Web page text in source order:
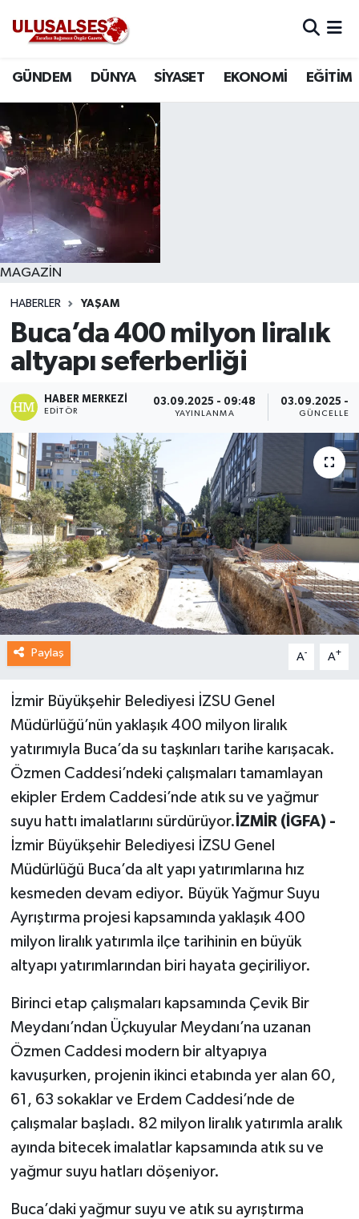
GÜNDEM DÜNYA SİYASET EKONOMİ EĞİTİM
MAGAZİN
HABERLER YAŞAM
Buca’da 400 milyon liralık
altyapı seferberliği
HABER MERKEZI
EDITÖR
03.09.2025 - 09:48
YAYINLANMA
03.09.2025 -
Paylaş A- A+
İzmir Büyükşehir Belediyesi İZSU Genel
Müdürlüğü’nün yaklaşık 400 milyon liralık
yatırımıyla Buca’da su taşkınları tarihe karışacak.
Özmen Caddesi’ndeki çalışmaları tamamlayan
ekipler Erdem Caddesi’nde atık su ve yağmur
suyu hattı imalatlarını sürdürüyor. İZMİR (İGFA) -
İzmir Büyükşehir Belediyesi İZSU Genel
Müdürlüğü Buca’da alt yapı yatırımlarına hız
kesmeden devam ediyor. Büyük Yağmur Suyu
Ayrıştırma projesi kapsamında yaklaşık 400
milyon liralık yatırımla ilçe tarihinin en büyük
altyapı yatırımlarından biri hayata geçiriliyor.
Birinci etap çalışmaları kapsamında Çevik Bir
Meydanı’ndan Üçkuyular Meydanı’na uzanan
Özmen Caddesi modern bir altyapıya
kavuşurken, projenin ikinci etabında yer alan 60,
61, 63 sokaklar ve Erdem Caddesi’nde de
çalışmalar başladı. 82 milyon liralık yatırımla aralık
ayında bitecek imalatlar kapsamında atık su ve
yağmur suyu hatları döşeniyor.
Buca’daki yağmur suyu ve atık su ayrıştırma
DÜNYA
SİYASET
EKONOMİ
EĞİTİM
SAĞLIK
MAGAZİN
SPOR
Trafik Durumu
Süper Lig Puan Durumu ve Fikstür
Tüm Manşetler
Son Dakika Haberleri
Haber Arşivi